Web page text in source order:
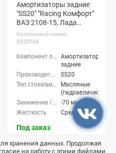
Амортизаторы задние
"SS20" "Racing Комфорт"
ВАЗ 2108-15, Лада
Калина 1-2, Приора,
Гранта (с занижением
Каталожный номер:
SS20164
Амортизаторы
задние
SS20
Масляные
(гидравлические)
-70 мм
Средние
Под заказ
12 129
хранения данных. Продолжая
на работу с этими файлами.